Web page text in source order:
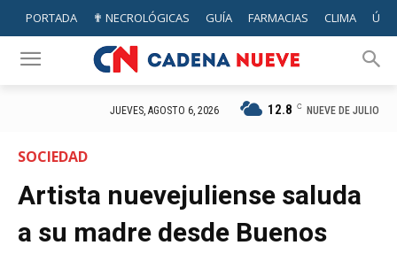
PORTADA ✟ NECROLÓGICAS GUÍA FARMACIAS CLIMA
JUEVES, AGOSTO 6, 2026 12.8 C NUEVE DE JULIO
SOCIEDAD
Artista nuevejuliense saluda
a su madre desde Buenos